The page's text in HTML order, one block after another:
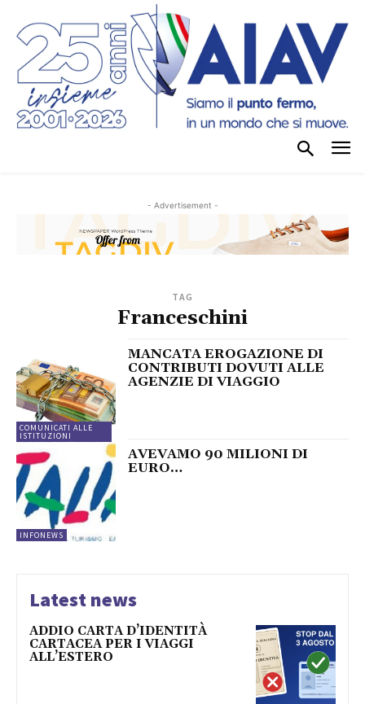
- Advertisement -
TAG
Franceschini
COMUNICATI ALLE
ISTITUZIONI
MANCATA EROGAZIONE DI
CONTRIBUTI DOVUTI ALLE
AGENZIE DI VIAGGIO
INFONEWS
AVEVAMO 90 MILIONI DI
EURO…
Latest news
ADDIO CARTA D’IDENTITÀ
CARTACEA PER I VIAGGI
ALL’ESTERO